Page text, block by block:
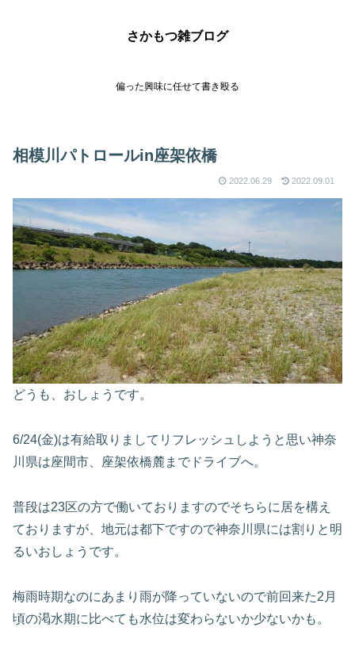
さかもつ雑ブログ
偏った興味に任せて書き殴る
相模川パトロールin座架依橋
2022.06.29 2022.09.01
どうも、おしょうです。
6/24(金)は有給取りましてリフレッシュしようと思い神奈
川県は座間市、座架依橋麓までドライブへ。
普段は23区の方で働いておりますのでそちらに居を構え
ておりま すが、 地元は都下ですので神奈川県には割りと明
るいおしょうです。
梅雨時期なのにあまり雨が降っていないので前回来た2月
頃の渇水期に比べても水位は変わらないか少ないかも。